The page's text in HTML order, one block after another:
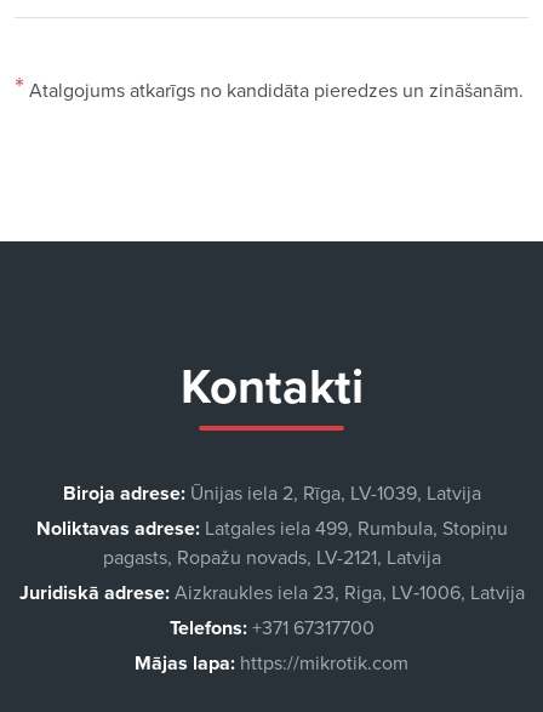
* Atalgojums atkarīgs no kandidāta pieredzes un zināšanām.
Kontakti
Biroja adrese: Ūnijas iela 2, Rīga, LV-1039, Latvija
Noliktavas adrese: Latgales iela 499, Rumbula, Stopiņu
pagasts, Ropažu novads, LV-2121, Latvija
Juridiskā adrese:Aizkraukles iela 23, Riga, LV‑1006, Latvija
Telefons: +371 67317700
Mājas lapa: https://mikrotik.com